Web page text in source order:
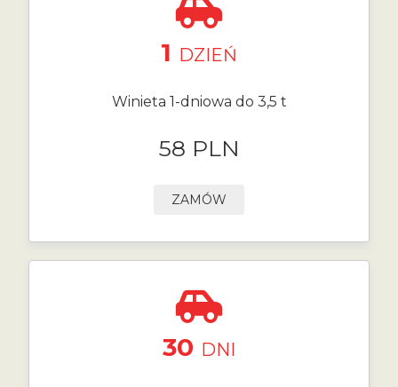
1 DZIEŃ
Winieta 1-dniowa do 3,5 t
58 PLN
ZAMÓW
30 DNI